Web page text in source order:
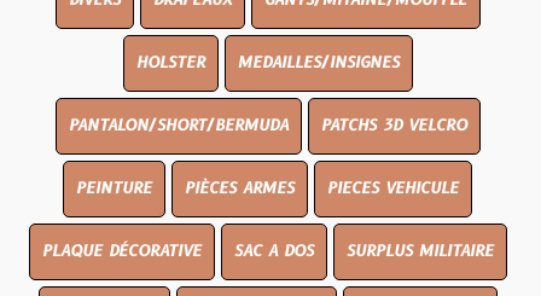
HOLSTER MEDAILLES/INSIGNES
PANTALON/SHORT/BERMUDA PATCHS 3D VELCRO
PEINTURE PIÈCES ARMES PIECES VEHICULE
PLAQUE DÉCORATIVE SAC A DOS SURPLUS MILITAIRE